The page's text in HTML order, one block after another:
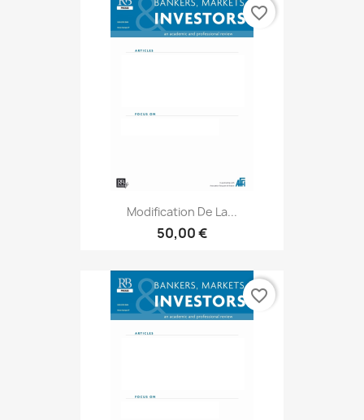
Modification De La...
50,00 €
favorite_border
favorite_border